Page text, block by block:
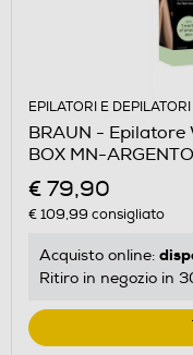
EPILATORI E DEPILATORI
BRAUN - Epilatore
BOX MN-ARGENTO
€ 79,90
€ 109,99 consigliato
Acquisto online:
Ritiro in negozio in